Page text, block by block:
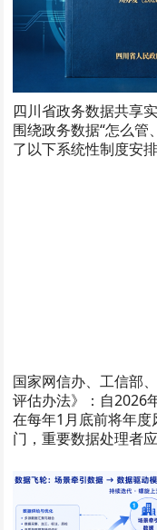
四川省政务数据共享
围绕政务数据“怎么管
了以下系统性制度安排
国家网信办、工信部
评估办法》：自2026
在每年1月底前将年
门，重要数据处理者